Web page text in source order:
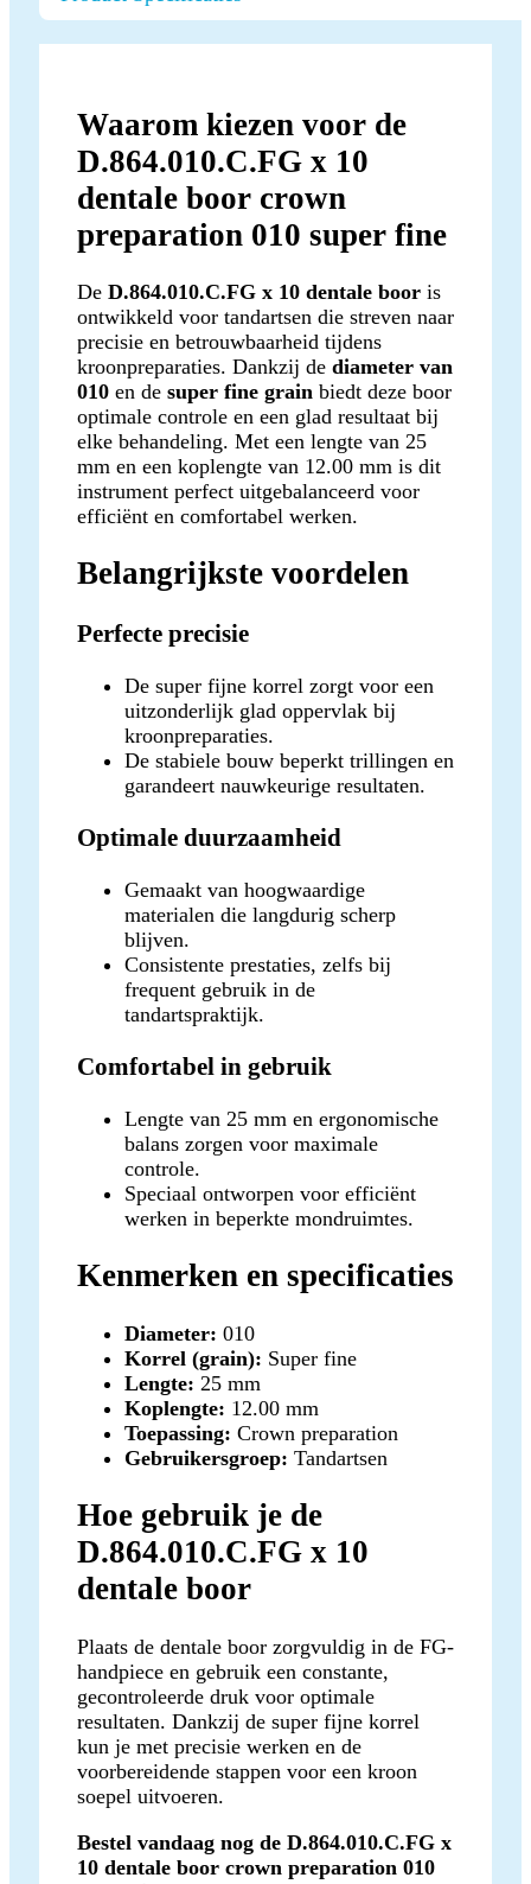
Waarom kiezen voor de
D.864.010.C.FG x 10
dentale boor crown
preparation 010 super fine
De D.864.010.C.FG x 10 dentale boor is
ontwikkeld voor tandartsen die streven naar
precisie en betrouwbaarheid tijdens
kroonpreparaties. Dankzij de diameter van
010 en de super fine grain biedt deze boor
optimale controle en een glad resultaat bij
elke behandeling. Met een lengte van 25
mm en een koplengte van 12.00 mm is dit
instrument perfect uitgebalanceerd voor
efficiënt en comfortabel werken.
Belangrijkste voordelen
Perfecte precisie
De super fijne korrel zorgt voor een
uitzonderlijk glad oppervlak bij
kroonpreparaties.
De stabiele bouw beperkt trillingen en
garandeert nauwkeurige resultaten.
Optimale duurzaamheid
Gemaakt van hoogwaardige
materialen die langdurig scherp
blijven.
Consistente prestaties, zelfs bij
frequent gebruik in de
tandartspraktijk.
Comfortabel in gebruik
Lengte van 25 mm en ergonomische
balans zorgen voor maximale
controle.
Speciaal ontworpen voor efficiënt
werken in beperkte mondruimtes.
Kenmerken en specificaties
Diameter: 010
Korrel (grain): Super fine
Lengte: 25 mm
Koplengte: 12.00 mm
Toepassing: Crown preparation
Gebruikersgroep: Tandartsen
Hoe gebruik je de
D.864.010.C.FG x 10
dentale boor
Plaats de dentale boor zorgvuldig in de FG-
handpiece en gebruik een constante,
gecontroleerde druk voor optimale
resultaten. Dankzij de super fijne korrel
kun je met precisie werken en de
voorbereidende stappen voor een kroon
soepel uitvoeren.
Bestel vandaag nog de D.864.010.C.FG x
10 dentale boor crown preparation 010